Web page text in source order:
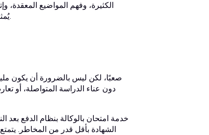
الكثيرة، وفهم المواضيع المعقدة،
يُمثل الوقت والجهد المطلوبان عائقًا كبيرًا أمام الحصول على هذه الشهادة الأساسية.
الشهادة بأقل قدر من المخاطر.